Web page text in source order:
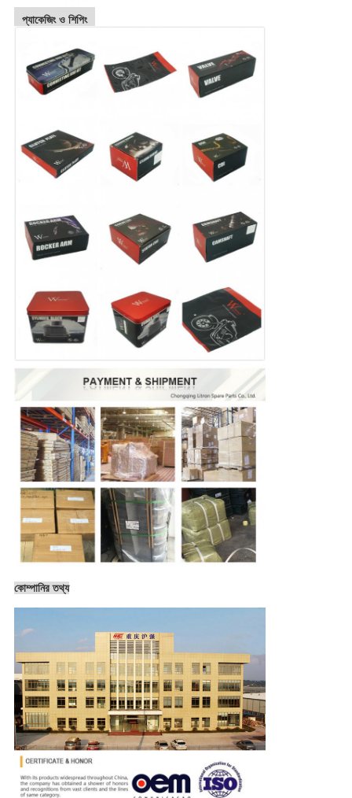
প্যাকেজিং ও শিপিং
কোম্পানির তথ্য